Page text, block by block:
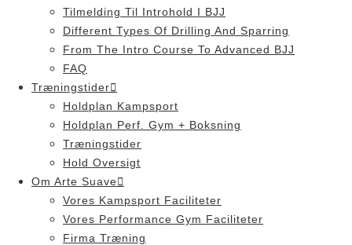
Tilmelding Til Introhold I BJJ
Different Types Of Drilling And Sparring
From The Intro Course To Advanced BJJ
FAQ
Træningstider
Holdplan Kampsport
Holdplan Perf. Gym + Boksning
Træningstider
Hold Oversigt
Om Arte Suave
Vores Kampsport Faciliteter
Vores Performance Gym Faciliteter
Firma Træning